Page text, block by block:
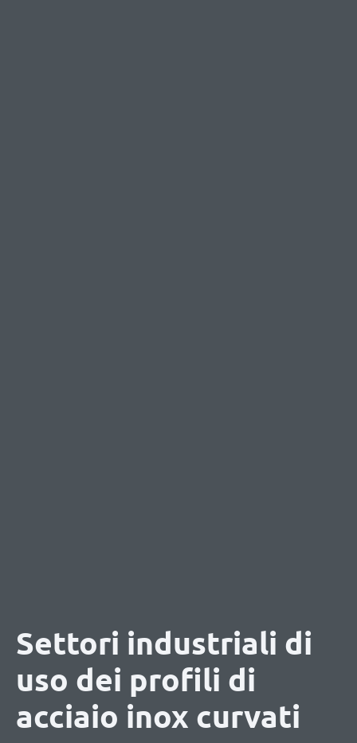
Settori industriali di
uso dei profili di
acciaio inox curvati